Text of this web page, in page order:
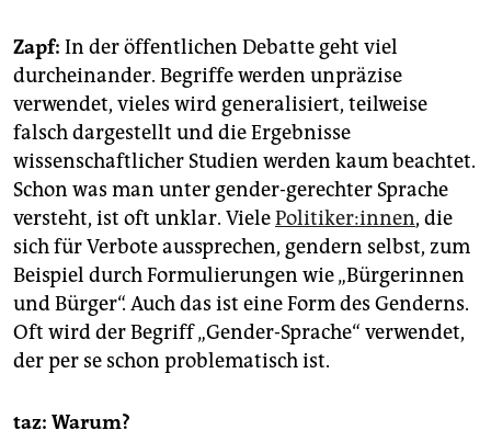
Zapf: In der öffentlichen Debatte geht viel
durcheinander. Begriffe werden unpräzise
verwendet, vieles wird generalisiert, teilweise
falsch dargestellt und die Ergebnisse
wissenschaftlicher Studien werden kaum beachtet.
Schon was man unter gender-gerechter Sprache
versteht, ist oft unklar. VielePo­li­ti­ke­r:in­nen, die
sich für Verbote aussprechen, gendern selbst, zum
Beispiel durch Formulierungen wie „Bürgerinnen
und Bürger“. Auch das ist eine Form des Genderns.
Oft wird der Begriff „Gender-Sprache“ verwendet,
der per se schon problematisch ist.
taz: Warum?